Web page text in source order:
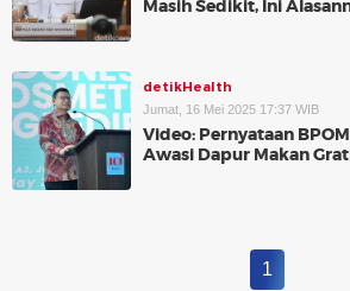
Masih Sedikit, Ini
detikHealth
Jumat, 16 Mei 2025 17:37 WIB
Video: Pernyataan
Awasi Dapur Makan
1